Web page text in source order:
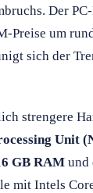
Der
Preise um
sich der
strengere
Unit
GB RAM und
mit Intels